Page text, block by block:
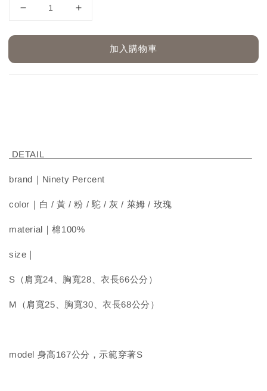
加入購物車
DETAIL
brand｜Ninety Percent
color｜白 / 黃 / 粉 / 駝 / 灰 / 萊姆 / 玫瑰
material｜棉100%
size｜
S（肩寬24、胸寬28、衣長66公分）
M（肩寬25、胸寬30、衣長68公分）
model 身高167公分，示範穿著S